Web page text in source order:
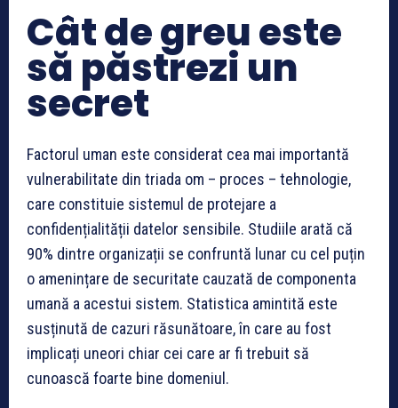
Cât de greu este
să păstrezi un
secret
Factorul uman este considerat cea mai importantă
vulnerabilitate din triada om – proces – tehnologie,
care constituie sistemul de protejare a
confidențialității datelor sensibile. Studiile arată că
90% dintre organizații se confruntă lunar cu cel puțin
o amenințare de securitate cauzată de componenta
umană a acestui sistem. Statistica amintită este
susținută de cazuri răsunătoare, în care au fost
implicați uneori chiar cei care ar fi trebuit să
cunoască foarte bine domeniul.